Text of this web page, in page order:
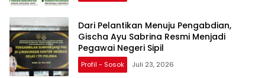
Dari Pelantikan Menuju Pengabdian,
Gischa Ayu Sabrina Resmi Menjadi
Pegawai Negeri Sipil
Profil - Sosok Juli 23, 2026